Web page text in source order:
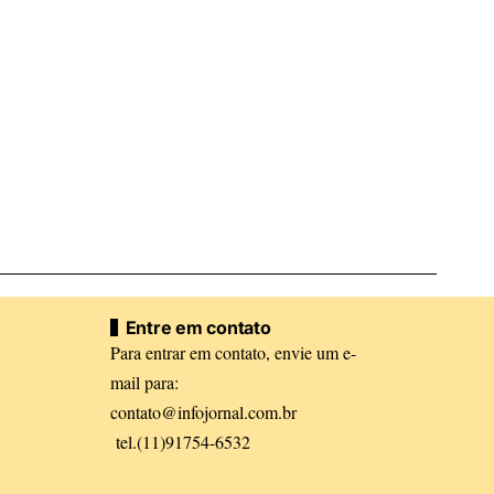
Entre em contato
Para entrar em contato, envie um e-
mail para:
contato@infojornal.com.br
tel.(11)91754-6532